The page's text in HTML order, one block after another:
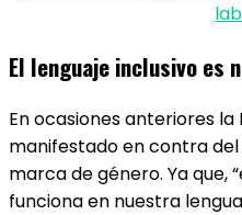
El lenguaje inclusivo es
En ocasiones anteriores la
manifestado en contra del
marca de género. Ya que,
funciona en nuestra